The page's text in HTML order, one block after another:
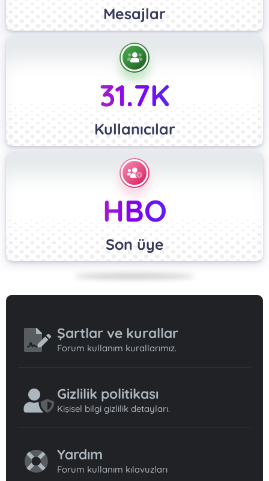
Mesajlar
31.7K
Kullanıcılar
HBO
Son üye
Şartlar ve kurallar
Forum kullanım kurallarımız.
Gizlilik politikası
Kişisel bilgi gizlilik detayları.
Yardım
Forum kullanım kılavuzları